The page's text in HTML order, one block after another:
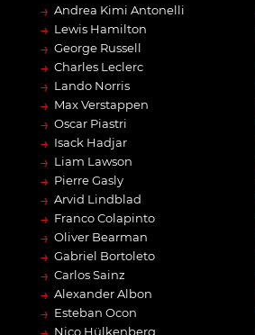
→ Andrea Kimi Antonelli
→ Lewis Hamilton
→ George Russell
→ Charles Leclerc
→ Lando Norris
→ Max Verstappen
→ Oscar Piastri
→ Isack Hadjar
→ Liam Lawson
→ Pierre Gasly
→ Arvid Lindblad
→ Franco Colapinto
→ Oliver Bearman
→ Gabriel Bortoleto
→ Carlos Sainz
→ Alexander Albon
→ Esteban Ocon
Nico Hülkenberg